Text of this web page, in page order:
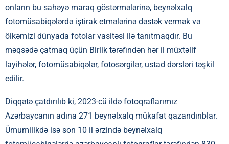
onların bu sahəyə maraq göstərmələrinə, beynəlxalq
fotomüsabiqələrdə iştirak etmələrinə dəstək vermək və
ölkəmizi dünyada fotolar vasitəsi ilə tanıtmaqdır. Bu
məqsədə çatmaq üçün Birlik tərəfindən hər il müxtəlif
layihələr, fotomüsabiqələr, fotosərgilər, ustad dərsləri təşkil
edilir.
Diqqətə çatdırılıb ki, 2023-cü ildə fotoqraflarımız
Azərbaycanın adına 271 beynəlxalq mükafat qazandırıblar.
Ümumilikdə isə son 10 il ərzində beynəlxalq